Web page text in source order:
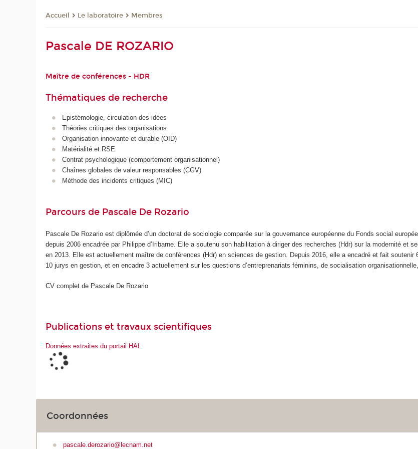
Accueil Le laboratoire Membres
Pascale DE ROZARIO
Maître de conférences - HDR
Thématiques de recherche
Epistémologie, circulation des idées
Théories critiques des organisations
Organisation innovante et durable (OID)
Matérialité et RSE
Contrat psychologique (comportement organisationnel)
Chaînes globales de valeur responsables (CGV)
Méthode des incidents critiques (MIC)
Parcours de Pascale De Rozario
Pascale De Rozario est diplômée d’un doctorat de sociologie comparée sur la gouvernance européenne du Fonds social
depuis 2006 encadrée par Philippe d’Iribarne. Elle a soutenu son habilitation à diriger des recherches (Hdr) sur la modernité et
en 2013. Elle est actuellement maître de conférences (Hdr) en sciences de gestion. Depuis 2016, elle a encadré et fait
10 jurys en gestion, et en encadre 3 actuellement sur les questions d’entreprenariats féminins, de socialisation
CV complet de Pascale De Rozario
Publications et travaux scientifiques
Données extraites du portail HAL
Coordonnées
pascale.derozario@lecnam.net